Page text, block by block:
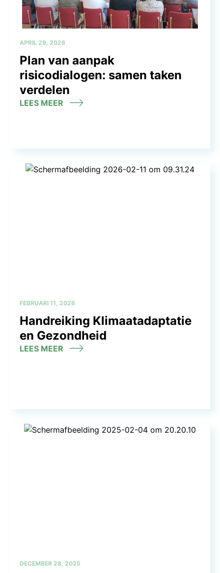
APRIL 29, 2026
Plan van aanpak
risicodialogen: samen taken
verdelen
LEES MEER
FEBRUARI 11, 2026
Handreiking Klimaatadaptatie
en Gezondheid
LEES MEER
DECEMBER 28, 2025